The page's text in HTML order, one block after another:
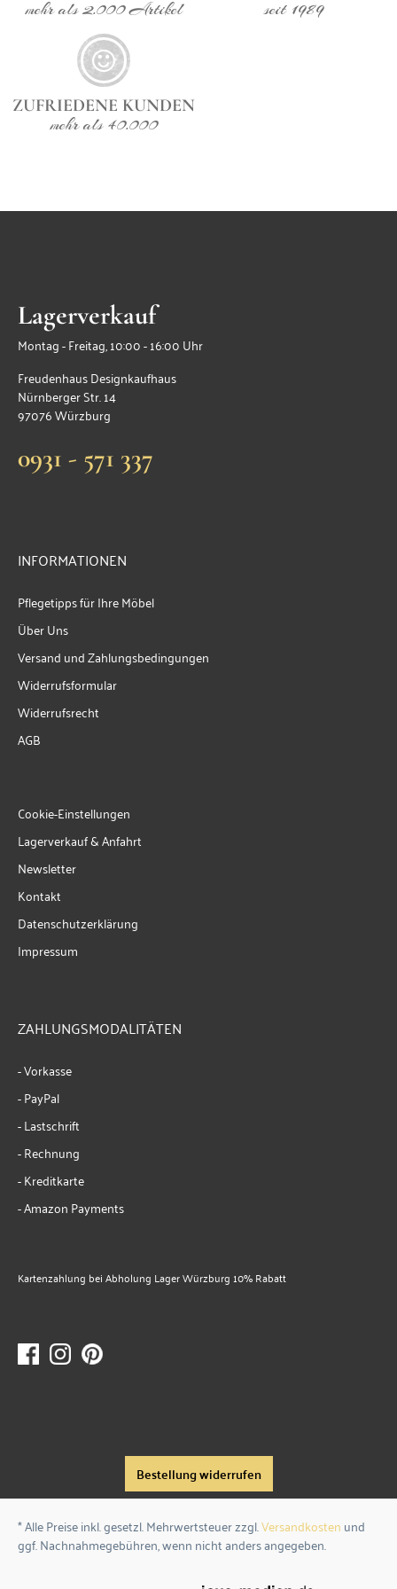
mehr als 2.000 Artikel seit 1989
ZUFRIEDENE KUNDEN
mehr als 40.000
Lagerverkauf
Montag - Freitag, 10:00 - 16:00 Uhr
Freudenhaus Designkaufhaus
Nürnberger Str. 14
97076 Würzburg
0931 - 571 337
INFORMATIONEN
Pflegetipps für Ihre Möbel
Über Uns
Versand und Zahlungsbedingungen
Widerrufsformular
Widerrufsrecht
AGB
Cookie-Einstellungen
Lagerverkauf & Anfahrt
Newsletter
Kontakt
Datenschutzerklärung
Impressum
ZAHLUNGSMODALITÄTEN
- Vorkasse
- PayPal
- Lastschrift
- Rechnung
- Kreditkarte
- Amazon Payments
Kartenzahlung bei Abholung Lager Würzburg 10% Rabatt
Bestellung widerrufen
* Alle Preise inkl. gesetzl. Mehrwertsteuer zzgl.Versandkosten und
ggf. Nachnahmegebühren, wenn nicht anders angegeben.